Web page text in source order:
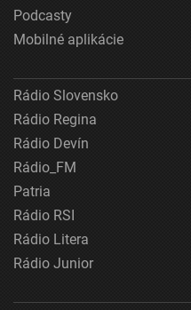
Podcasty
Mobilné aplikácie
Rádio Slovensko
Rádio Regina
Rádio Devín
Rádio_FM
Patria
Rádio RSI
Rádio Litera
Rádio Junior